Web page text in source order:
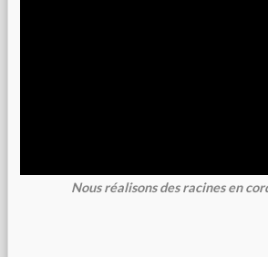
Nous réalisons des racines en